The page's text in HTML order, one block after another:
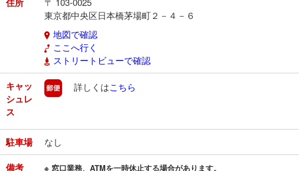
東京都中央区日本橋茅場町２－４－６
地図で確認
ここへ行く
ストリートビューで確認
キャッ
シュレ
ス
郵便
詳しくはこちら
駐車場 なし
備考 ※ 窓口業務、ATMを一時休止する場合があります。